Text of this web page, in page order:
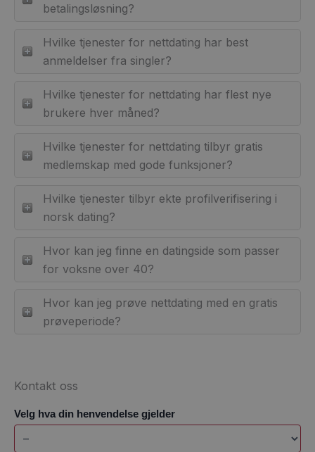
betalingsløsning?
Hvilke tjenester for nettdating har best
anmeldelser fra singler?
Hvilke tjenester for nettdating har flest nye
brukere hver måned?
Hvilke tjenester for nettdating tilbyr gratis
medlemskap med gode funksjoner?
Hvilke tjenester tilbyr ekte profilverifisering i
norsk dating?
Hvor kan jeg finne en datingside som passer
for voksne over 40?
Hvor kan jeg prøve nettdating med en gratis
prøveperiode?
Kontakt oss
Velg hva din henvendelse gjelder